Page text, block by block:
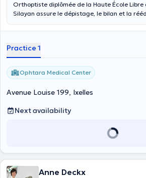
Orthoptiste diplômée de la Haute École Libre
Silayan assure le dépistage, le bilan et la
l’insuffisance de convergence ou encore la
Medical Center, où elle collabore étroitement
ophtalmologues.
Practice 1
Ophtara Medical Center
Avenue Louise 199, Ixelles
Next availability
Anne Deckx